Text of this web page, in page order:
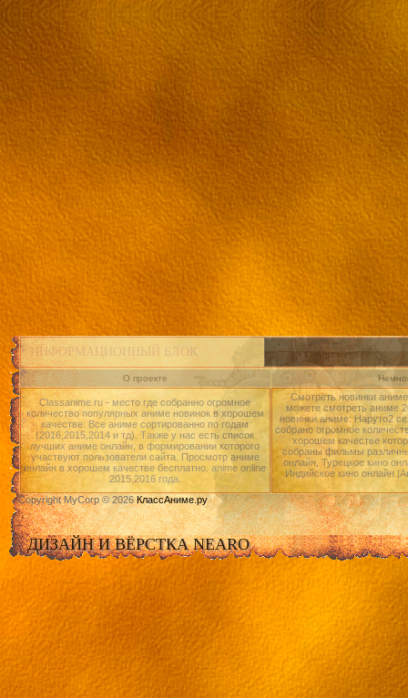
ИНФОРМАЦИОННЫЙ БЛОК
О проекте
Classanime.ru - место где собранно огромное
количество популярных аниме новинок в хорошем
качестве. Все аниме сортированно по годам
(2016,2015,2014 и тд). Также у нас есть список
лучших аниме онлайн, в формировании которого
участвуют пользователи сайта. Просмотр аниме
онлайн в хорошем качестве бесплатно. anime online
2015,2016 года.
Смотреть новинки
можете смотреть аниме
новинки аниме: Наруто2
собрано огромное
хорошем качестве
собраны фильмы
онлайн, Турецкое кино
Индийское кино
Copyright MyCorp © 2026КлассАниме.ру
ДИЗАЙН И ВЁРСТКА NEARO